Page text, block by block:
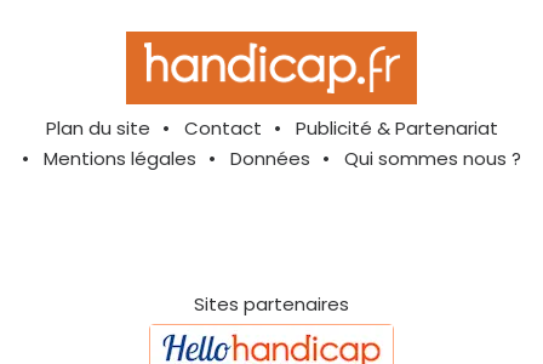
Plan du site Contact
Publicité & Partenariat
Mentions légales
Données Qui sommes nous ?
Sites partenaires